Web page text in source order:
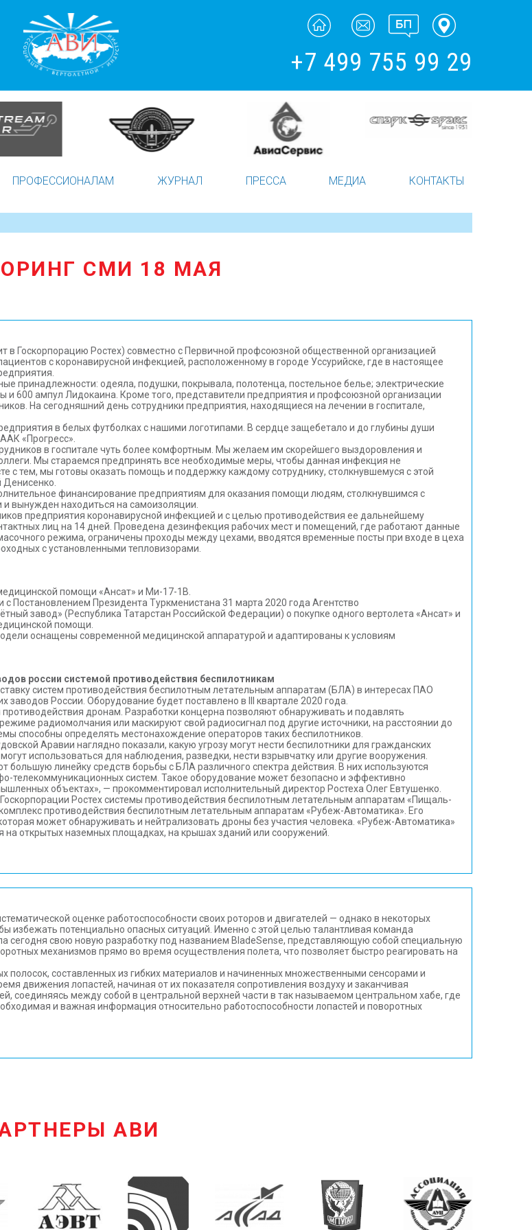
+7 499 755 99 29
ПРОФЕССИОНАЛАМ ЖУРНАЛ ПРЕССА МЕДИА КОНТАКТЫ
СМИ 18 МАЯ
в Госкорпорацию Ростех) совместно с Первичной профсоюзной общественной организацией
с коронавирусной инфекцией, расположенному в городе Уссурийске, где в настоящее
принадлежности: одеяла, подушки, покрывала, полотенца, постельное белье; электрические
600 ампул Лидокаина. Кроме того, представители предприятия и профсоюзной организации
На сегодняшний день сотрудники предприятия, находящиеся на лечении в госпитале,
в белых футболках с нашими логотипами. В сердце защебетало и до глубины души
«Прогресс».
в госпитале чуть более комфортным. Мы желаем им скорейшего выздоровления и
Мы стараемся предпринять все необходимые меры, чтобы данная инфекция не
с тем, мы готовы оказать помощь и поддержку каждому сотруднику, столкнувшемуся с этой
финансирование предприятиям для оказания помощи людям, столкнувшимся с
вынужден находиться на самоизоляции.
предприятия коронавирусной инфекцией и с целью противодействия ее дальнейшему
лиц на 14 дней. Проведена дезинфекция рабочих мест и помещений, где работают данные
режима, ограничены проходы между цехами, вводятся временные посты при входе в цеха
с установленными тепловизорами.
помощи «Ансат» и Ми-17-1В.
Постановлением Президента Туркменистана 31 марта 2020 года Агентство
завод» (Республика Татарстан Российской Федерации) о покупке одного вертолета «Ансат» и
помощи.
оснащены современной медицинской аппаратурой и адаптированы к условиям
россии системой противодействия беспилотникам
систем противодействия беспилотным летательным аппаратам (БЛА) в интересах ПАО
России. Оборудование будет поставлено в III квартале 2020 года.
дронам. Разработки концерна позволяют обнаруживать и подавлять
радиомолчания или маскируют свой радиосигнал под другие источники, на расстоянии до
способны определять местонахождение операторов таких беспилотников.
Аравии наглядно показали, какую угрозу могут нести беспилотники для гражданских
использоваться для наблюдения, разведки, нести взрывчатку или другие вооружения.
большую линейку средств борьбы с БЛА различного спектра действия. В них используются
систем. Такое оборудование может безопасно и эффективно
объектах», — прокомментировал исполнительный директор Ростеха Олег Евтушенко.
Ростех системы противодействия беспилотным летательным аппаратам «Пищаль-
противодействия беспилотным летательным аппаратам «Рубеж-Автоматика». Его
может обнаруживать и нейтрализовать дроны без участия человека. «Рубеж-Автоматика»
открытых наземных площадках, на крышах зданий или сооружений.
оценке работоспособности своих роторов и двигателей — однако в некоторых
избежать потенциально опасных ситуаций. Именно с этой целью талантливая команда
сегодня свою новую разработку под названием BladeSense, представляющую собой специальную
механизмов прямо во время осуществления полета, что позволяет быстро реагировать на
составленных из гибких материалов и начиненных множественными сенсорами и
движения лопастей, начиная от их показателя сопротивления воздуху и заканчивая
соединяясь между собой в центральной верхней части в так называемом центральном хабе, где
и важная информация относительно работоспособности лопастей и поворотных
АВИ